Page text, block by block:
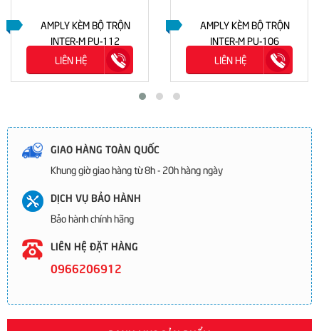
AMPLY KÈM BỘ TRỘN
INTER-M PU-112
LIÊN HỆ
AMPLY KÈM BỘ TRỘN
INTER-M PU-106
LIÊN HỆ
GIAO HÀNG TOÀN QUỐC
Khung giờ giao hàng từ 8h - 20h hàng ngày
DỊCH VỤ BẢO HÀNH
Bảo hành chính hãng
LIÊN HỆ ĐẶT HÀNG
0966206912